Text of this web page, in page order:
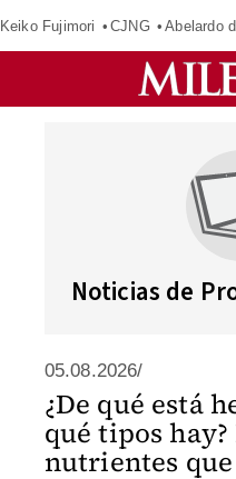
Keiko Fujimori CJNG Abelardo
Noticias de
05.08.2026/
¿De qué está
qué tipos
nutrientes